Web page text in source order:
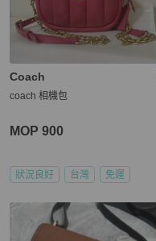
Coach
coach 相機包
MOP 900
狀況良好 台灣 免運